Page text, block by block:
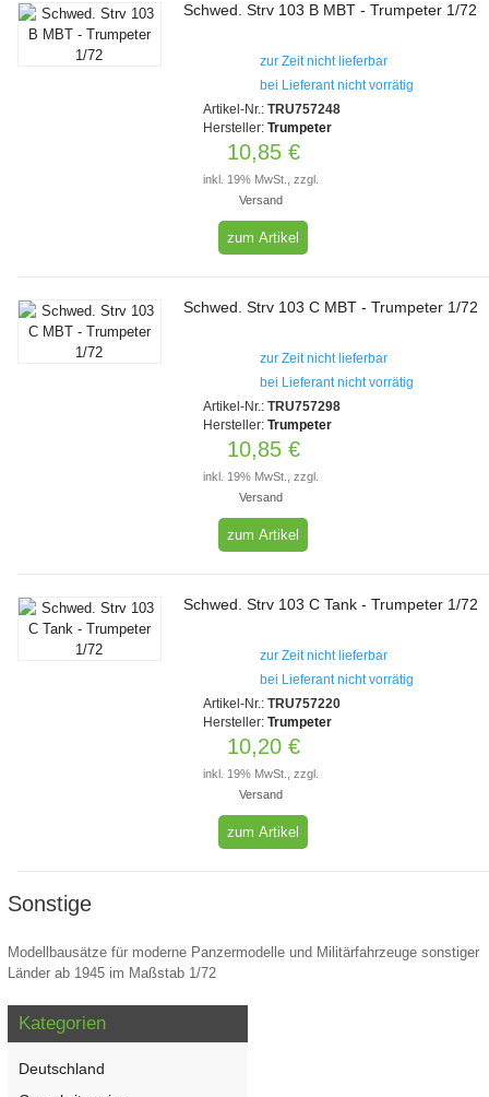
Schwed. Strv 103 B MBT - Trumpeter 1/72
zur Zeit nicht lieferbar
bei Lieferant nicht vorrätig
Artikel-Nr.: TRU757248
Hersteller: Trumpeter
10,85 €
inkl. 19% MwSt., zzgl.
Versand
zum Artikel
Schwed. Strv 103 C MBT - Trumpeter 1/72
zur Zeit nicht lieferbar
bei Lieferant nicht vorrätig
Artikel-Nr.: TRU757298
Hersteller: Trumpeter
10,85 €
inkl. 19% MwSt., zzgl.
Versand
zum Artikel
Schwed. Strv 103 C Tank - Trumpeter 1/72
zur Zeit nicht lieferbar
bei Lieferant nicht vorrätig
Artikel-Nr.: TRU757220
Hersteller: Trumpeter
10,20 €
inkl. 19% MwSt., zzgl.
Versand
zum Artikel
Sonstige
Modellbausätze für moderne Panzermodelle und Militärfahrzeuge sonstiger
Länder ab 1945 im Maßstab 1/72
Kategorien
Deutschland